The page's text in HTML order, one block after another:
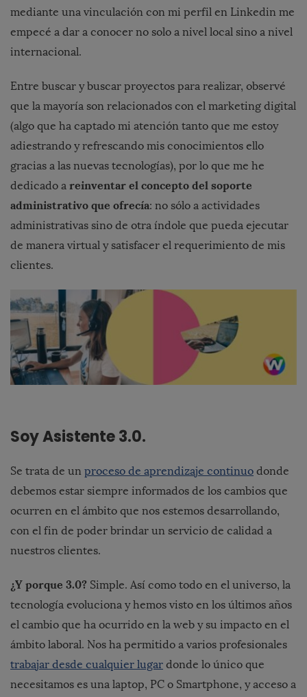
mediante una vinculación con mi perfil en Linkedin me
empecé a dar a conocer no solo a nivel local sino a nivel
internacional.
Entre buscar y buscar proyectos para realizar, observé
que la mayoría son relacionados con el marketing digital
(algo que ha captado mi atención tanto que me estoy
adiestrando y refrescando mis conocimientos ello
gracias a las nuevas tecnologías), por lo que me he
dedicado a reinventar el concepto del soporte
administrativo que ofrecía: no sólo a actividades
administrativas sino de otra índole que pueda ejecutar
de manera virtual y satisfacer el requerimiento de mis
clientes.
Soy Asistente 3.0.
Se trata de un proceso de aprendizaje continuo donde
debemos estar siempre informados de los cambios que
ocurren en el ámbito que nos estemos desarrollando,
con el fin de poder brindar un servicio de calidad a
nuestros clientes.
¿Y porque 3.0? Simple. Así como todo en el universo, la
tecnología evoluciona y hemos visto en los últimos años
el cambio que ha ocurrido en la web y su impacto en el
ámbito laboral. Nos ha permitido a varios profesionales
trabajar desde cualquier lugar donde lo único que
necesitamos es una laptop, PC o Smartphone, y acceso a